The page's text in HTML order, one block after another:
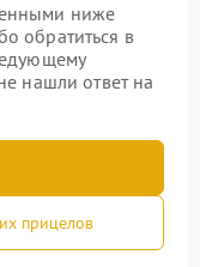
ниже
обратиться в
нашли ответ на
прицелов